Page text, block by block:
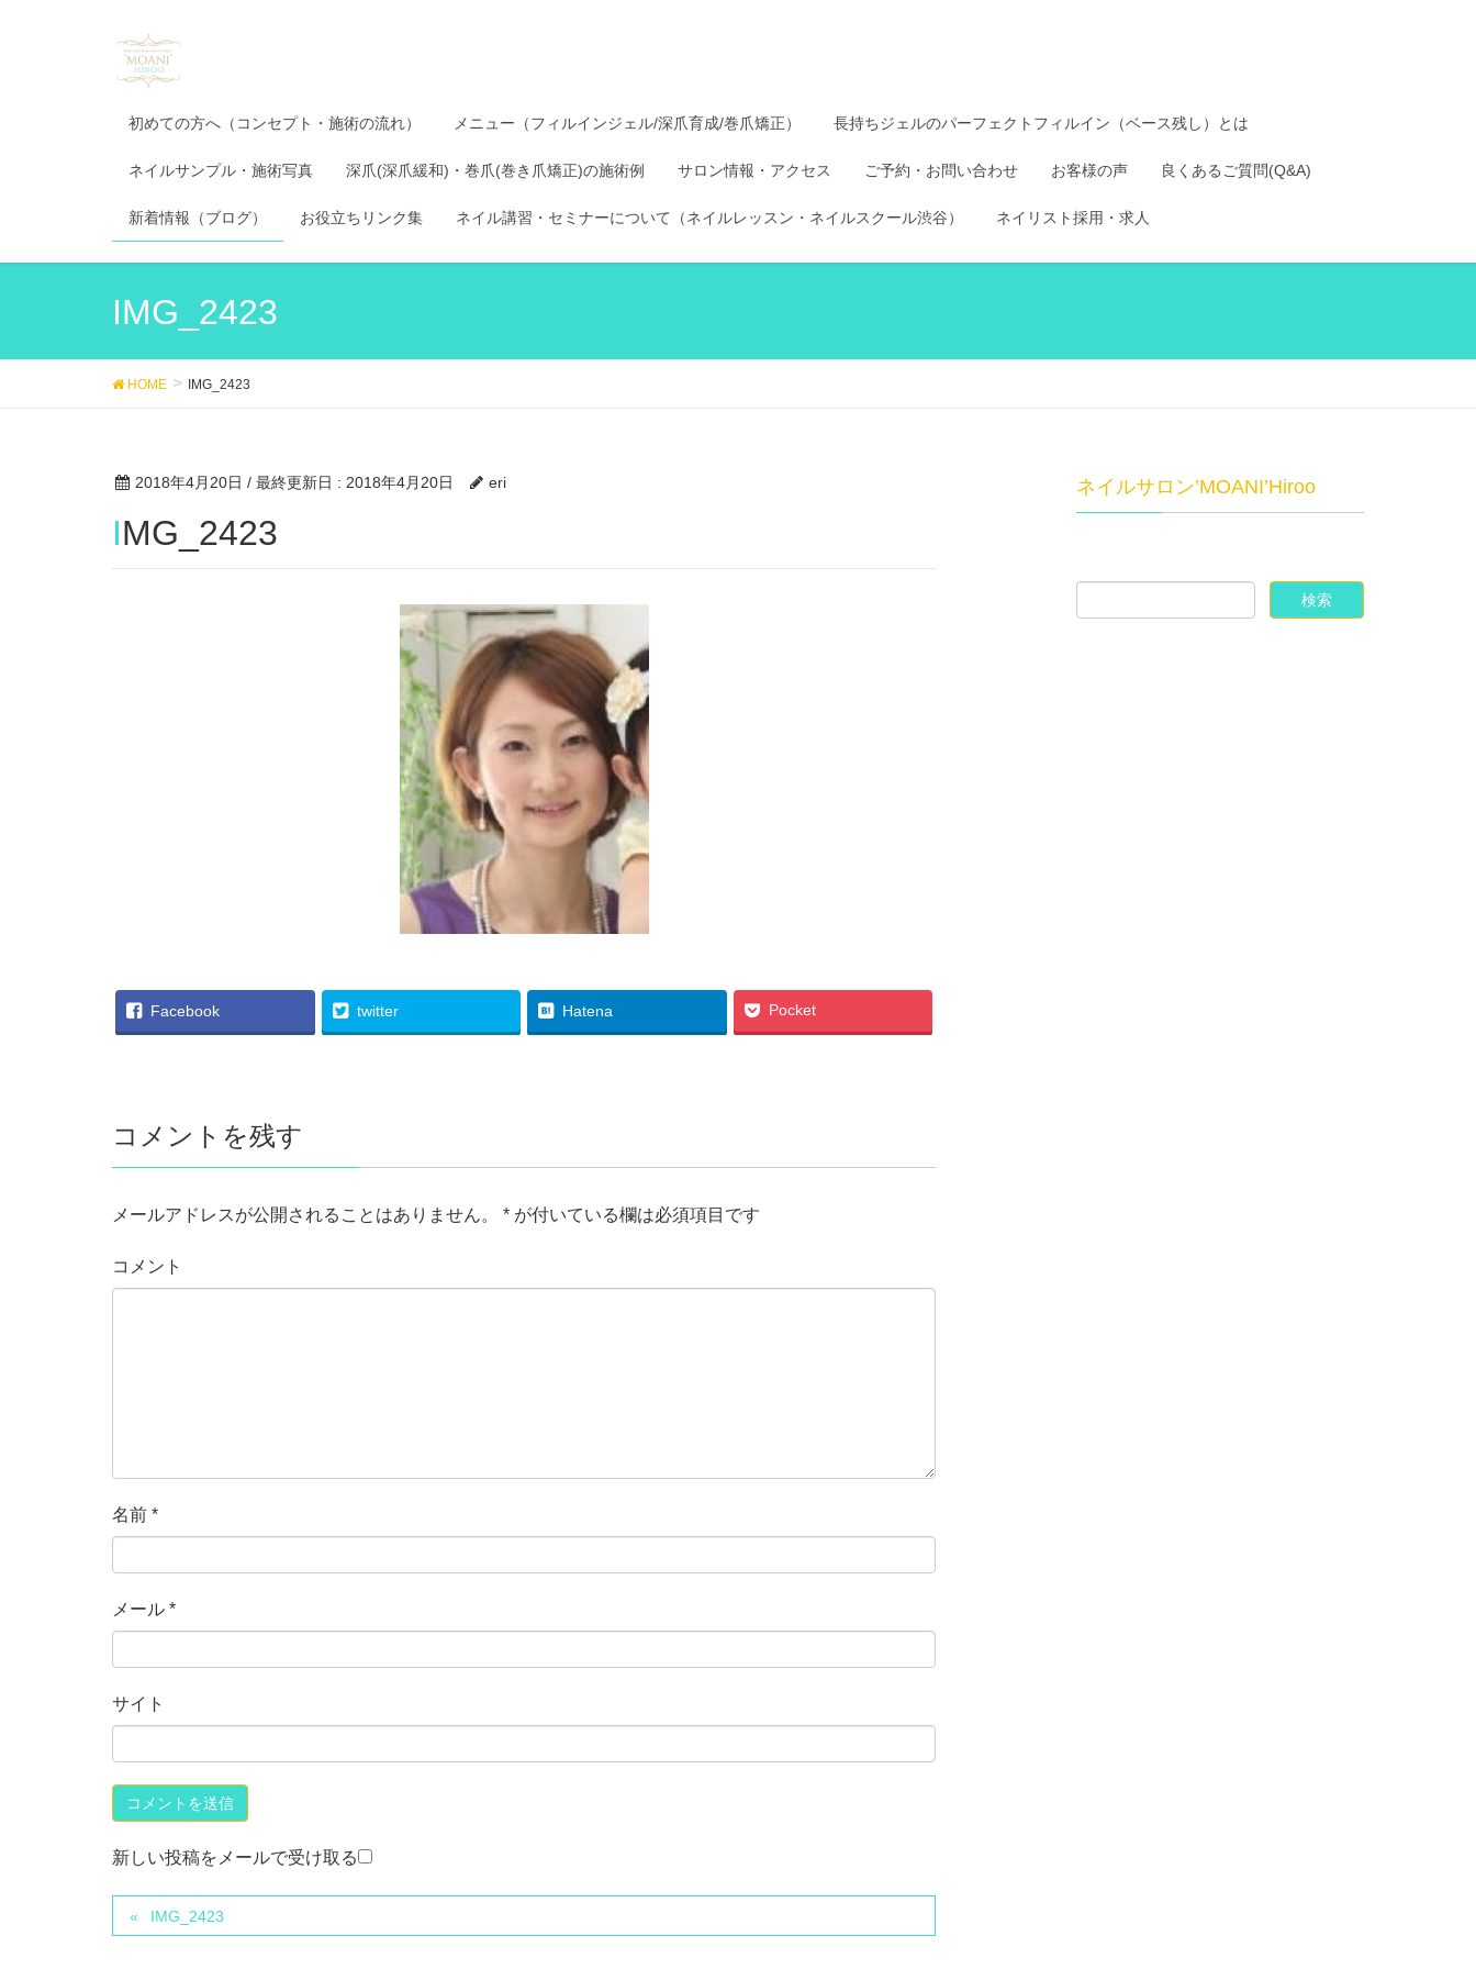
初めての方へ（コンセプト・施術の流れ） メニュー（フィルインジェル/深爪育成/巻爪矯正） 長持ちジェルのパーフェクトフィルイン（ベース残し）とは
ネイルサンプル・施術写真 深爪(深爪緩和)・巻爪(巻き爪矯正)の施術例 サロン情報・アクセス ご予約・お問い合わせ お客様の声 良くあるご質問(Q&A)
新着情報（ブログ） お役立ちリンク集 ネイル講習・セミナーについて（ネイルレッスン・ネイルスクール渋谷） ネイリスト採用・求人
IMG_2423
HOME IMG_2423
2018年4月20日 / 最終更新日 : 2018年4月20日 eri
IMG_2423
Facebook twitter Hatena Pocket
コメントを残す
メールアドレスが公開されることはありません。 * が付いている欄は必須項目です
コメント
名前 *
メール *
サイト
新しい投稿をメールで受け取る
IMG_2423
ネイルサロン’MOANI’Hiroo